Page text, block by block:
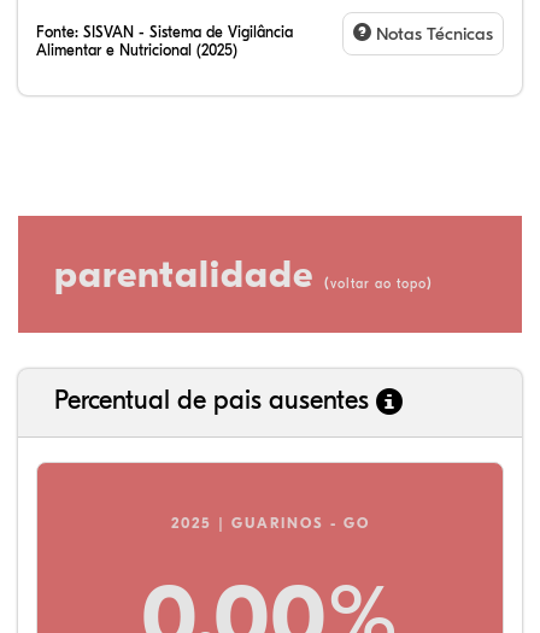
Fonte: SISVAN - Sistema de Vigilância
Alimentar e Nutricional (2025)
Notas Técnicas
parentalidade (voltar ao topo)
Percentual de pais ausentes
2025 | GUARINOS - GO